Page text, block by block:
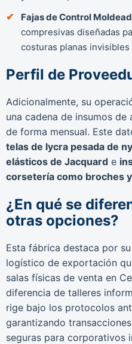
Fajas de Control
compresivas diseñadas
costuras planas
Perfil de
Adicionalmente, su
una cadena de insumos
de forma mensual. Este
telas de lycra pesada de
elásticos de Jacquard e
corsetería como broches
¿En qué se
otras opciones?
Esta fábrica destaca por
logístico de exportación
salas físicas de venta en
diferencia de talleres
rige bajo los protocolos
garantizando
seguras para corporativos